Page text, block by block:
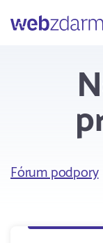
Webzdarma
Fórum podpory